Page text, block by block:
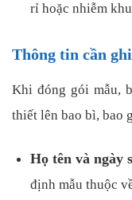
rỉ hoặc nhiễm
Thông tin cần
Khi đóng gói mẫu,
thiết lên bao bì, bao
Họ tên và ngày
định mẫu thuộc